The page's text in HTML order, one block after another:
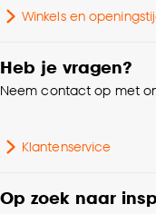
kan aanpassen,
Interieurstijl
Winkels en
Heb je vragen?
Neem contact op met
Klantenservice
Op zoek naar